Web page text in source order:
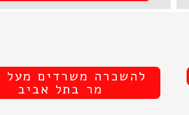
מר בתל אביב